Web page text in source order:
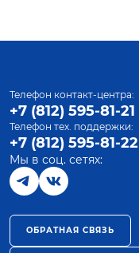
Телефон контакт-центра:
+7 (812) 595-81-21
Телефон тех. поддержки:
+7 (812) 595-81-22
Мы в соц. сетях:
ОБРАТНАЯ СВЯЗЬ